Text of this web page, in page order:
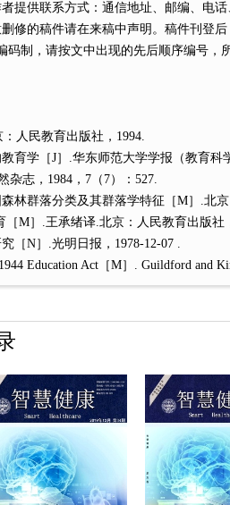
提供联系方式：通信地址、邮编、电话
修的稿件请在来稿中声明。稿件刊登后
制，请按文中出现的先后顺序编号，
人民教育出版社，1994.
育学［J］.华东师范大学学报（教育科
志，1984，7（7）：527.
林群落分类及其群落学特征［M］.
M］.王承绪译.北京：人民教育出版社
［N］.光明日报，1978-12-07 .
Education Act［M］. Guildford and